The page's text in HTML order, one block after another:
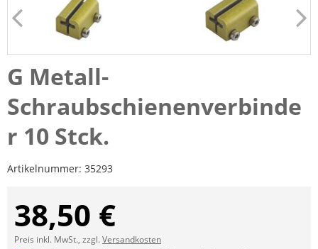
G Metall-
Schraubschienenverbinde
r 10 Stck.
Artikelnummer: 35293
38,50 €
Preis inkl. MwSt., zzgl.Versandkosten